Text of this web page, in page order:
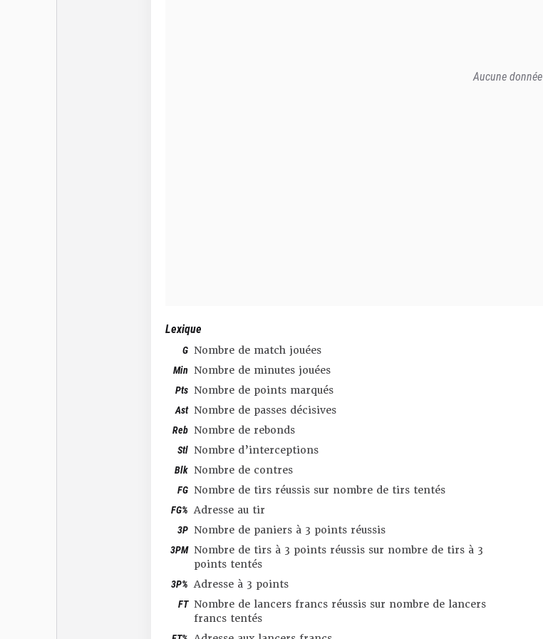
Aucune donnée
Lexique
G Nombre de match jouées
Min Nombre de minutes jouées
Pts Nombre de points marqués
Ast Nombre de passes décisives
Reb Nombre de rebonds
Stl Nombre d’interceptions
Blk Nombre de contres
FG Nombre de tirs réussis sur nombre de tirs tentés
FG% Adresse au tir
3P Nombre de paniers à 3 points réussis
3PM Nombre de tirs à 3 points réussis sur nombre de tirs à 3
points tentés
3P% Adresse à 3 points
FT Nombre de lancers francs réussis sur nombre de lancers
francs tentés